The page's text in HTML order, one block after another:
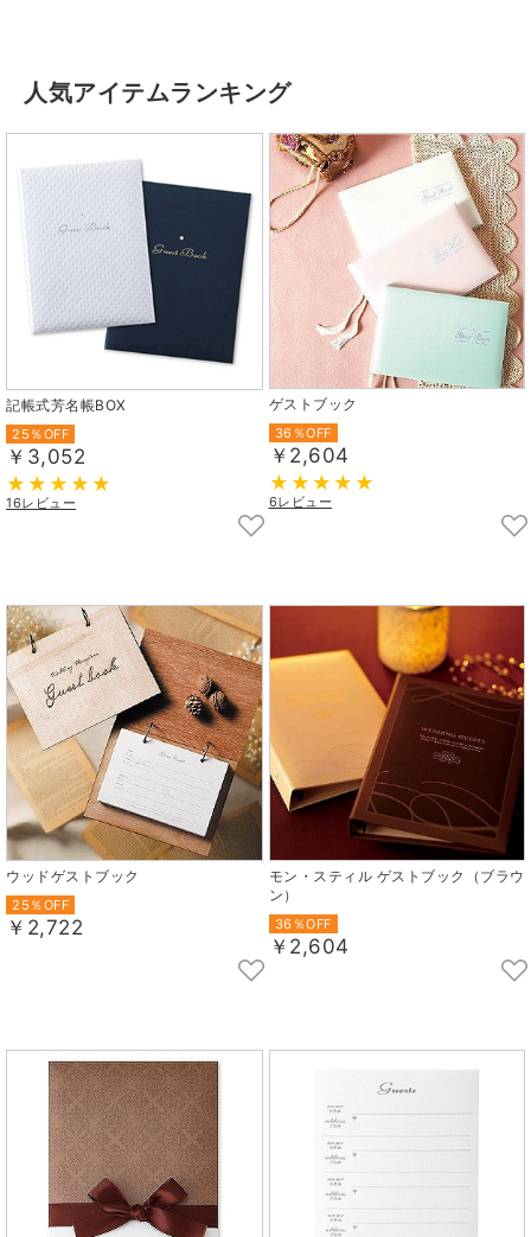
人気アイテムランキング
記帳式芳名帳BOX
25％OFF
￥3,052
16レビュー
ゲストブック
36％OFF
￥2,604
6レビュー
ウッドゲストブック
25％OFF
￥2,722
モン・スティル ゲストブック（ブラウ
ン）
36％OFF
￥2,604